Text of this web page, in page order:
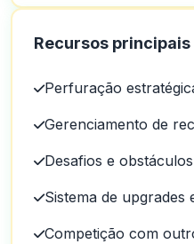
Recursos principais
Perfuração
Gerenciamento de
Desafios e
Sistema de upgrades
Competição com